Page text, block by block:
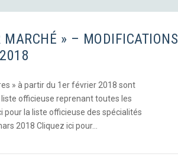
» – MODIFICATIONS
» à partir du 1er février 2018 sont
officieuse reprenant toutes les
pour la liste officieuse des spécialités
2018 Cliquez ici pour…